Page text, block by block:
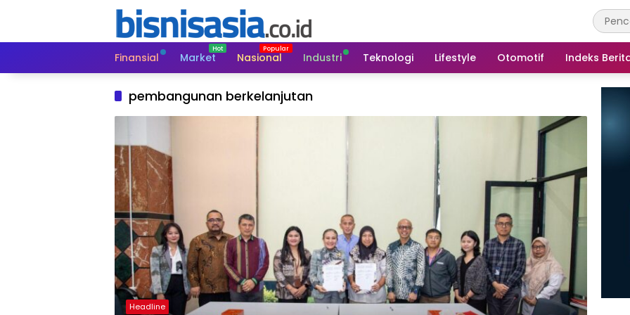
Finansial
Market Nasional Industri Teknologi Lifestyle Otomotif Indeks
pembangunan berkelanjutan
Headline